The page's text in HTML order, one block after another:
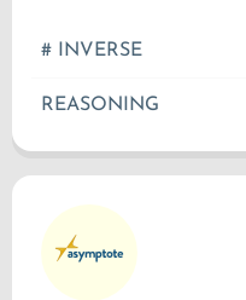
# INVERSE
REASONING